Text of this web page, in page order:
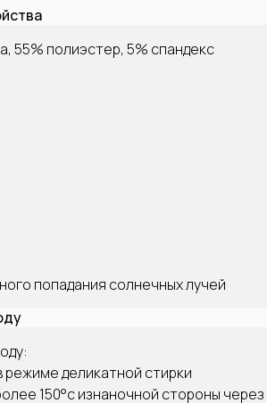
55% полиэстер, 5% спандекс
попадания солнечных лучей
режиме деликатной стирки
150°с изнаночной стороны через